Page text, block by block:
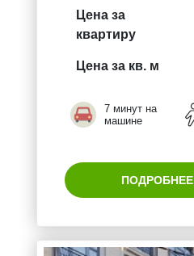
Цена за
квартиру
Цена за кв. м
7 минут на
машине
ПОДРОБНЕЕ